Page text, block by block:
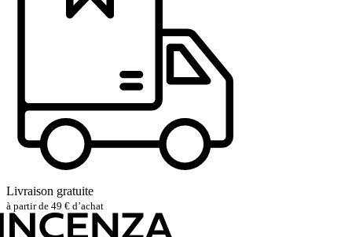
Livraison gratuite
à partir de 49 € d’achat